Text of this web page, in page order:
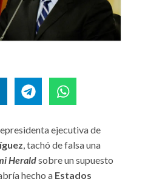
ejecutiva de
, tachó de falsa una
Heraldsobre un supuesto
hecho a Estados